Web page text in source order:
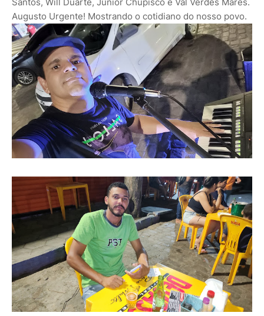
Augusto Urgente! Mostrando o cotidiano do nosso povo.